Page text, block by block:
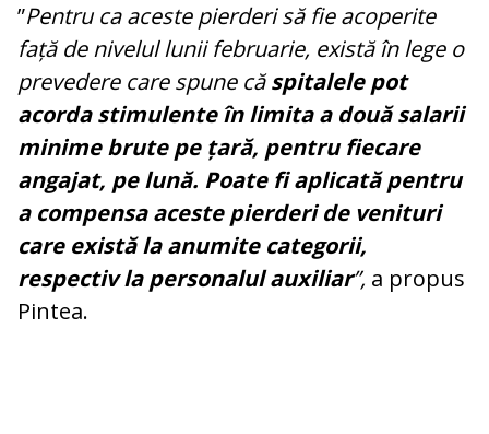
”Pentru ca aceste pierderi să fie acoperite
față de nivelul lunii februarie, există în lege o
prevedere care spune căspitalele pot
acorda stimulente în limita a două salarii
minime brute pe țară, pentru fiecare
angajat, pe lună. Poate fi aplicată pentru
a compensa aceste pierderi de venituri
care există la anumite categorii,
respectiv la personalul auxiliar”, a propus
Pintea.